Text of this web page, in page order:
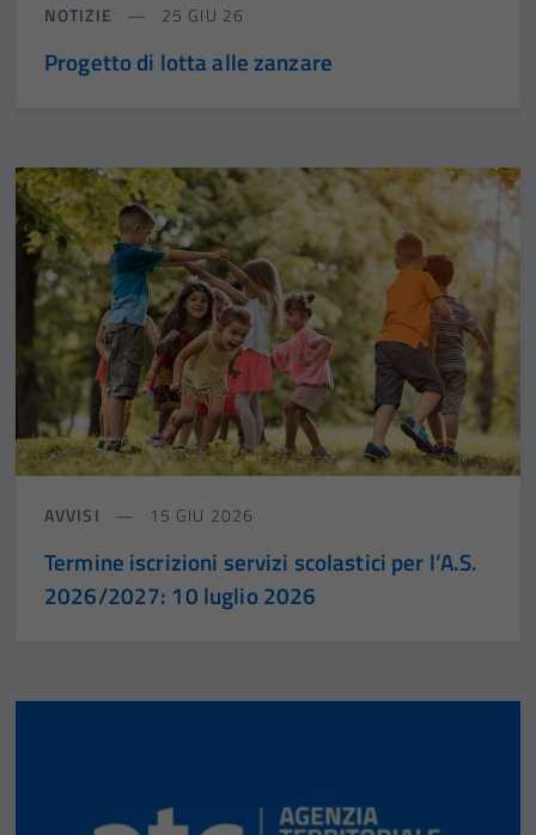
NOTIZIE 25 GIU 26
Progetto di lotta alle zanzare
AVVISI 15 GIU 2026
Termine iscrizioni servizi scolastici per l’A.S.
2026/2027: 10 luglio 2026